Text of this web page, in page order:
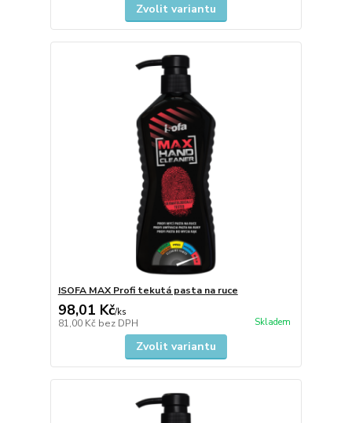
Zvolit variantu
ISOFA MAX Profi tekutá pasta na ruce
98,01 Kč/ks
81,00 Kč bez DPH Skladem
Zvolit variantu